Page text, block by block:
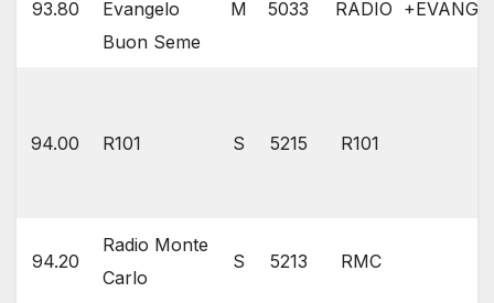
93.80
Evangelo
Buon Seme
M 5033 RADIO
94.00 R101 S 5215 R101
94.20
Radio Monte
Carlo
S 5213 RMC